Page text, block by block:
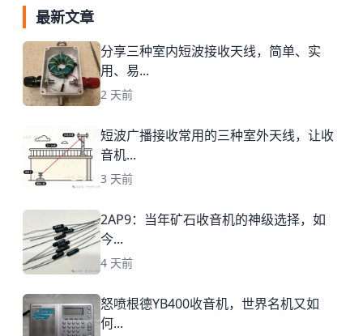
最新文章
分享三种室内短波接收天线，简单、实
用、易...
2 天前
短波广播接收常用的三种室外天线，让收
音机...
3 天前
2AP9：当年矿石收音机的神级选择，如
今...
4 天前
怒喷根德YB400收音机，世界名机又如
何...